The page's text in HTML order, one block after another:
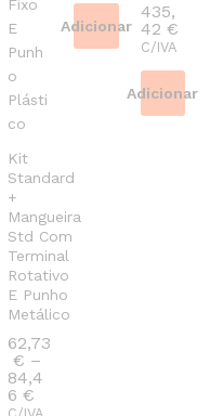
Kit
Standard
+
Mangueira
Std Com
Terminal
Rotativo
E Punho
Metálico
62,73
€ –
84,4
6 €Preço
range:
Adicionar
435,
42 €
C/IVA
Adicionar